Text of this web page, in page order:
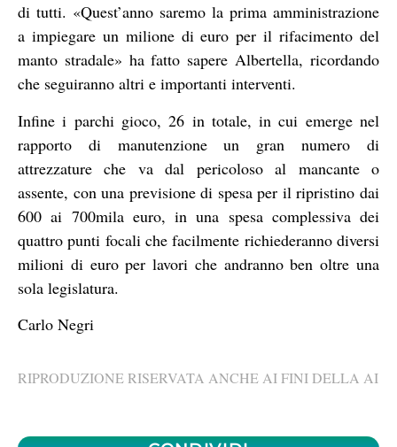
di tutti. «Quest’anno saremo la prima amministrazione
a impiegare un milione di euro per il rifacimento del
manto stradale» ha fatto sapere Albertella, ricordando
che seguiranno altri e importanti interventi.
Infine i parchi gioco, 26 in totale, in cui emerge nel
rapporto di manutenzione un gran numero di
attrezzature che va dal pericoloso al mancante o
assente, con una previsione di spesa per il ripristino dai
600 ai 700mila euro, in una spesa complessiva dei
quattro punti focali che facilmente richiederanno diversi
milioni di euro per lavori che andranno ben oltre una
sola legislatura.
Carlo Negri
RIPRODUZIONE RISERVATA ANCHE AI FINI DELLA AI